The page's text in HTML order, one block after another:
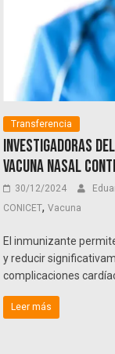
Transferencia
Investigadoras
vacuna nasal
30/12/2024
CONICET,Vacuna
El inmunizante
y reducir
complicaciones
Leer más